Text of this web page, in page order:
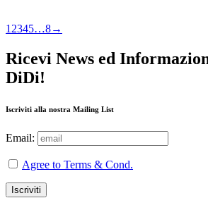
1 2345…8→
Ricevi News ed
DiDi!
Iscriviti alla nostra Mailing List
Email:
Agree to Terms & Cond.